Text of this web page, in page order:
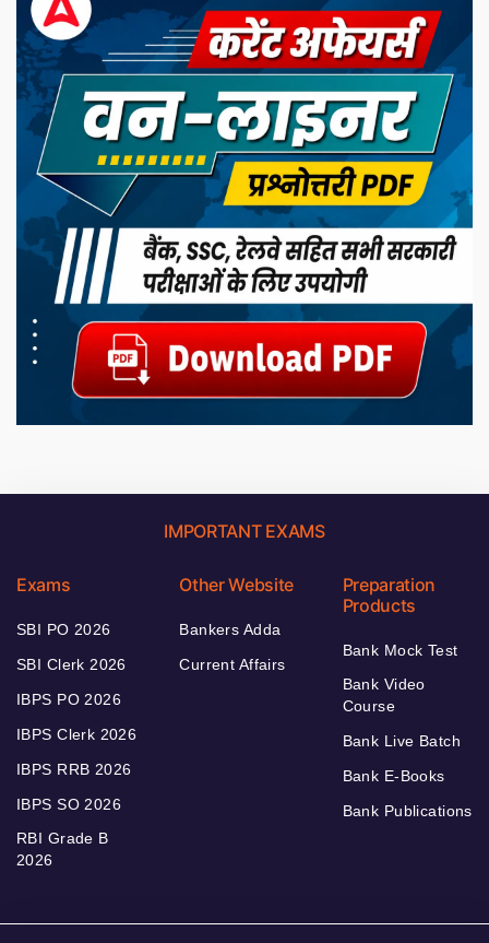
IMPORTANT EXAMS
Exams
SBI PO 2026
SBI Clerk 2026
IBPS PO 2026
IBPS Clerk 2026
IBPS RRB 2026
IBPS SO 2026
RBI Grade B
2026
Other Website
Bankers Adda
Current Affairs
Preparation
Products
Bank Mock Test
Bank Video
Course
Bank Live Batch
Bank E-Books
Bank Publications